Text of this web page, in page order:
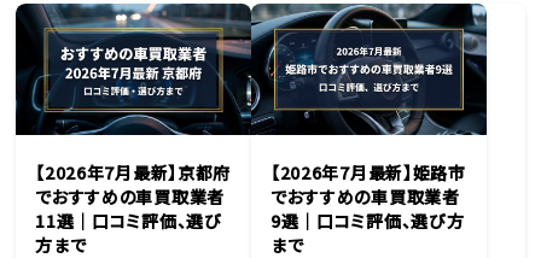
【2026年7月最新】京都府
でおすすめの車買取業者
11選｜口コミ評価、選び
方まで
【2026年7月最新】姫路市
でおすすめの車買取業者
9選｜口コミ評価、選び方
まで